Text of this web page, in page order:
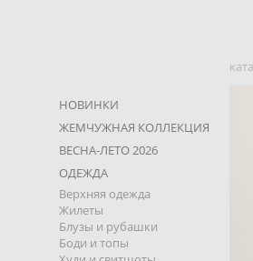
НОВИНКИ
ЖЕМЧУЖНАЯ КОЛЛЕКЦИЯ
ВЕСНА-ЛЕТО 2026
ОДЕЖДА
Верхняя одежда
Жилеты
Блузы и рубашки
Боди и топы